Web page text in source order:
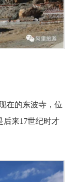
在的东波寺，位
后来17世纪时才